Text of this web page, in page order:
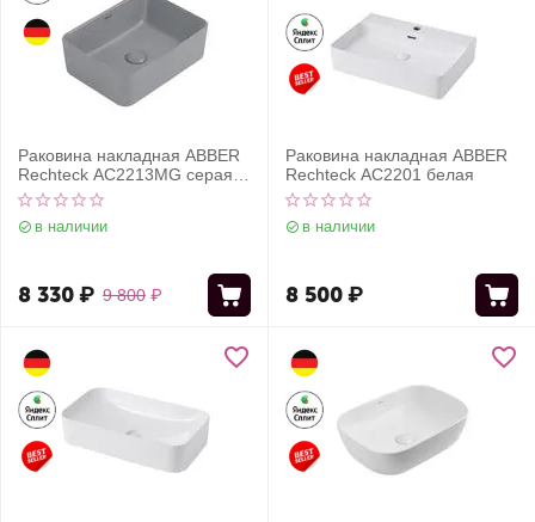
Раковина накладная ABBER
Rechteck AC2213MG серая
матовая
в наличии
9 800 ₽
8 330₽
Раковина накладная ABBER
Rechteck AC2201 белая
в наличии
8 500₽